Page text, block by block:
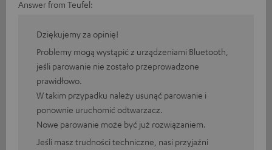
Answer from Teufel:
Dziękujemy za opinię!
Problemy mogą wystąpić z urządzeniami Bluetooth,
jeśli parowanie nie zostało przeprowadzone
prawidłowo.
W takim przypadku należy usunąć parowanie i
ponownie uruchomić odtwarzacz.
Nowe parowanie może być już rozwiązaniem.
Jeśli masz trudności techniczne, nasi przyjaźni